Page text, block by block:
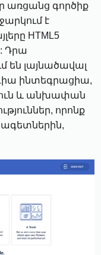
առցանց գործիք
է
HTML5
Դրա
են լայնածավալ
ինտեգրացիա,
և անխափան
որոնք